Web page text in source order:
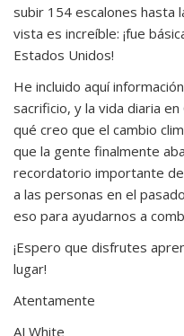
subir 154 escalones hasta
vista es increíble: ¡fue
Estados Unidos!
He incluido aquí
sacrificio, y la vida diaria
qué creo que el cambio
que la gente finalmente
recordatorio importante
a las personas en el
eso para ayudarnos a
¡Espero que disfrutes
lugar!
Atentamente
AJ White